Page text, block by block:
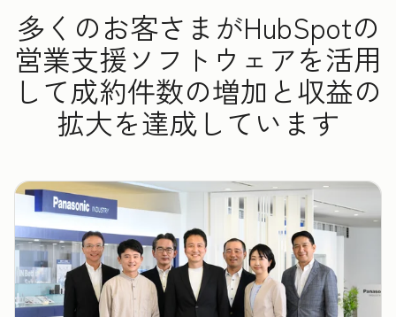
多くのお客さまがHubSpotの
営業支援ソフトウェアを活用
して成約件数の増加と収益の
拡大を達成しています